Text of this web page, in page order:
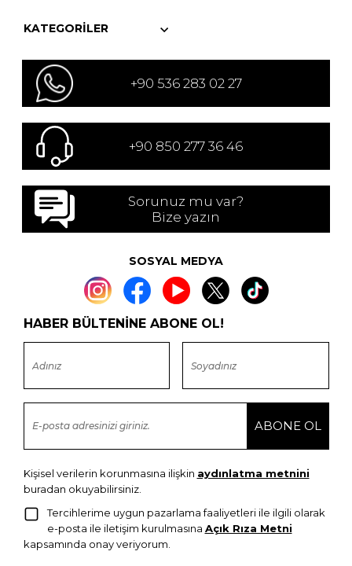
KATEGORILER
+90 536 283 02 27
+90 850 277 36 46
Sorunuz mu var?
Bize yazın
SOSYAL MEDYA
HABER BÜLTENİNE ABONE OL!
Kişisel verilerin korunmasına ilişkin aydınlatma metnini
buradan okuyabilirsiniz.
Tercihlerime uygun pazarlama faaliyetleri ile ilgili olarak
e-posta ile iletişim kurulmasına Açık Rıza Metni
kapsamında onay veriyorum.